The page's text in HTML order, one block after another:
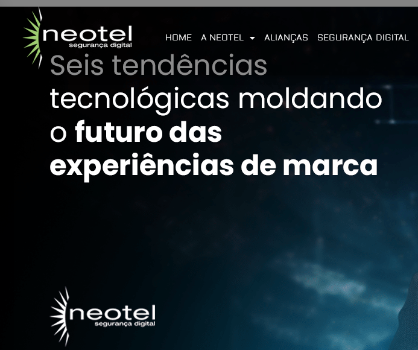
HOME A NEOTEL ALIANÇAS SEGURANÇA DIGITAL